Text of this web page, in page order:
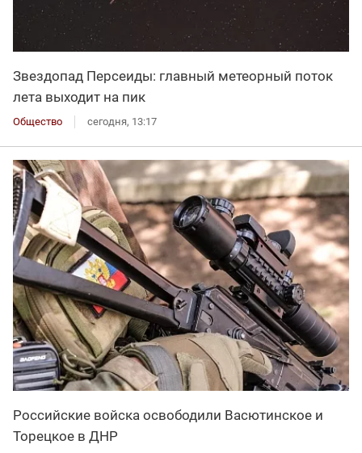
Звездопад Персеиды: главный метеорный поток
лета выходит на пик
Общество сегодня, 13:17
Российские войска освободили Васютинское и
Торецкое в ДНР